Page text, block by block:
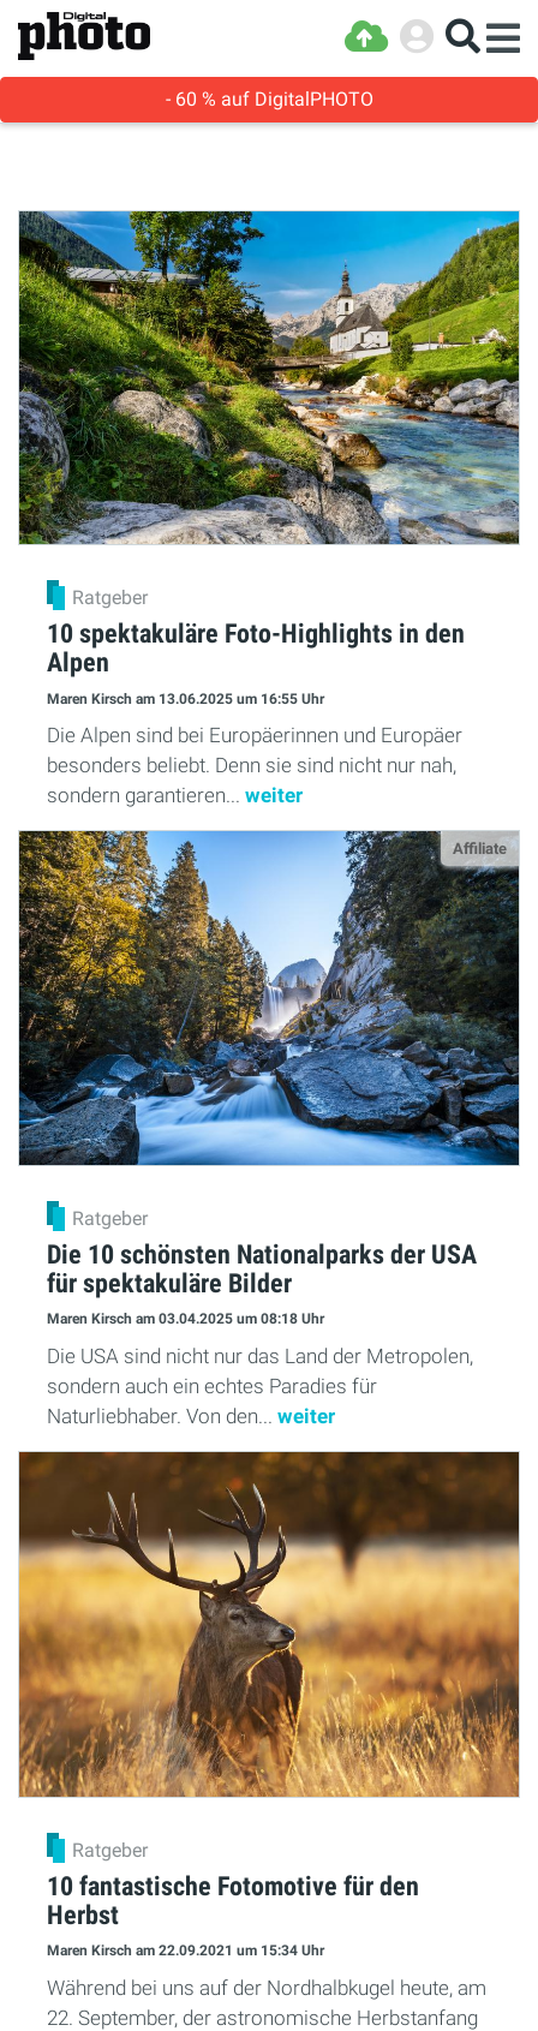
- 60 % auf DigitalPHOTO
Ratgeber
10 spektakuläre Foto-Highlights in den
Alpen
Maren Kirsch am 13.06.2025 um 16:55 Uhr
Die Alpen sind bei Europäerinnen und Europäer
besonders beliebt. Denn sie sind nicht nur nah,
sondern garantieren... weiter
Affiliate
Ratgeber
Die 10 schönsten Nationalparks der USA
für spektakuläre Bilder
Maren Kirsch am 03.04.2025 um 08:18 Uhr
Die USA sind nicht nur das Land der Metropolen,
sondern auch ein echtes Paradies für
Naturliebhaber. Von den... weiter
Ratgeber
10 fantastische Fotomotive für den
Herbst
Maren Kirsch am 22.09.2021 um 15:34 Uhr
Während bei uns auf der Nordhalbkugel heute, am
22. September, der astronomische Herbstanfang